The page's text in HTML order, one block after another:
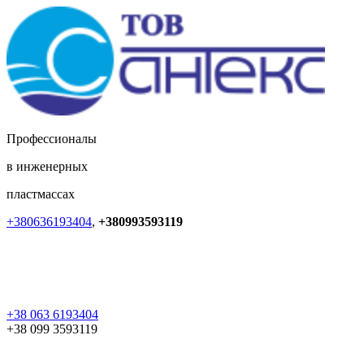
Профессионалы
в инженерных
пластмассах
+380636193404, +380993593119
+38 063 6193404
+38 099 3593119